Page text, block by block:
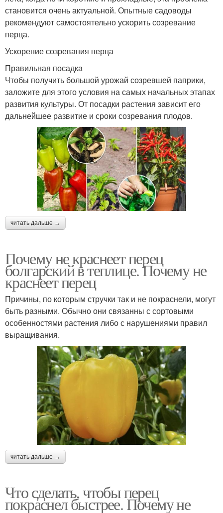
становится очень актуальной. Опытные садоводы
рекомендуют самостоятельно ускорить созревание
перца.
Ускорение созревания перца
Правильная посадка
Чтобы получить большой урожай созревшей паприки,
заложите для этого условия на самых начальных этапах
развития культуры. От посадки растения зависит его
дальнейшее развитие и сроки созревания плодов.
читать дальше →
Почему не краснеет перец
болгарский в теплице. Почему не
краснеет перец
Причины, по которым стручки так и не покраснели, могут
быть разными. Обычно они связанны с сортовыми
особенностями растения либо с нарушениями правил
выращивания.
читать дальше →
Что сделать, чтобы перец
покраснел быстрее. Почему не